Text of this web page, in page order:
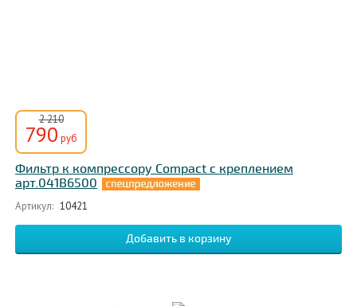
2 210
790 руб
Фильтр к компрессору Compact с креплением
арт.041B6500
Артикул: 10421